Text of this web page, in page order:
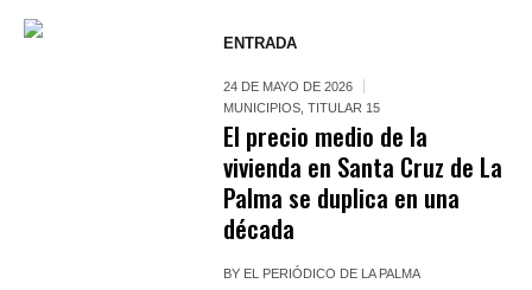
ENTRADA
24 DE MAYO DE 2026
MUNICIPIOS ,TITULAR 15
El precio medio de la
vivienda en Santa Cruz de La
Palma se duplica en una
década
BY EL PERIÓDICO DE LA PALMA